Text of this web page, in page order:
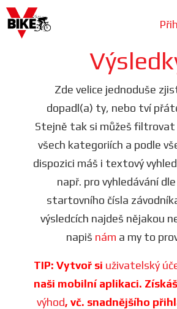
Zde velice jednoduše
dopadl(a) ty, nebo tví
Stejně tak si můžeš
všech kategoriích a podle
dispozici máš i textový
např. pro vyhledávání
startovního čísla
výsledcích najdeš nějakou
napiš nám a my to
TIP: Vytvoř si uživatelský
naši mobilní aplikaci.
výhod, vč. snadnějšího